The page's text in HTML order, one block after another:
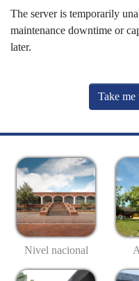
The server is temporarily
maintenance downtime or
later.
Take me
Nivel nacional